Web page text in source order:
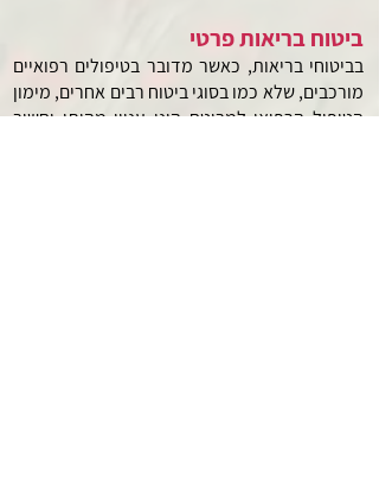
ביטוח בריאות פרטי
בביטוחי בריאות, כאשר מדובר בטיפולים רפואיים
מורכבים, שלא כמו בסוגי ביטוח רבים אחרים, מימון
הטיפול הרפואי למבוטח הינו עניין מהותי וחשוב